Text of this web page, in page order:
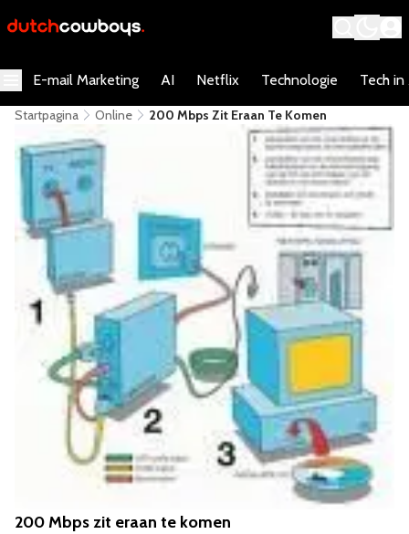
E-mail Marketing AI Netflix Technologie Tech in
Startpagina Online 200 Mbps Zit Eraan Te Komen
200 Mbps zit eraan te komen